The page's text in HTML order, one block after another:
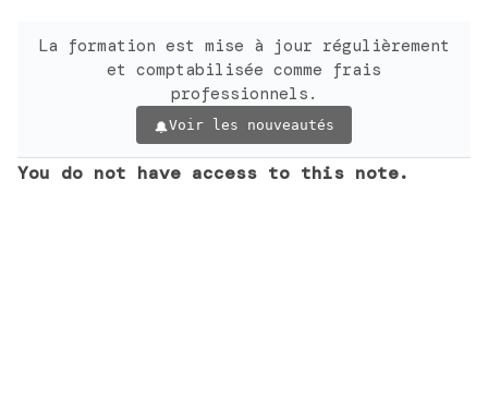
La formation est mise à jour régulièrement
et comptabilisée comme frais
professionnels.
Voir les nouveautés
You do not have access to this note.